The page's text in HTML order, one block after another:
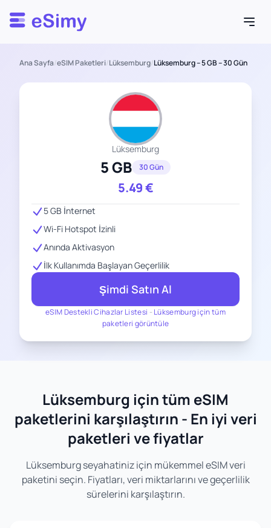
Esimy
Ana Sayfa/eSIM Paketleri/Lüksemburg/Lüksemburg – 5 GB – 30 Gün
Lüksemburg
5 GB 30 Gün
5.49€
eSIM Destekli Cihazlar Listesi - Lüksemburg için tüm
paketleri görüntüle
5 GB İnternet
Wi-Fi Hotspot İzinli
Anında Aktivasyon
İlk Kullanımda Başlayan Geçerlilik
Şimdi Satın Al
Lüksemburg için tüm eSIM
paketlerini karşılaştırın - En iyi veri
paketleri ve fiyatlar
Lüksemburg seyahatiniz için mükemmel eSIM veri
paketini seçin. Fiyatları, veri miktarlarını ve geçerlilik
sürelerini karşılaştırın.